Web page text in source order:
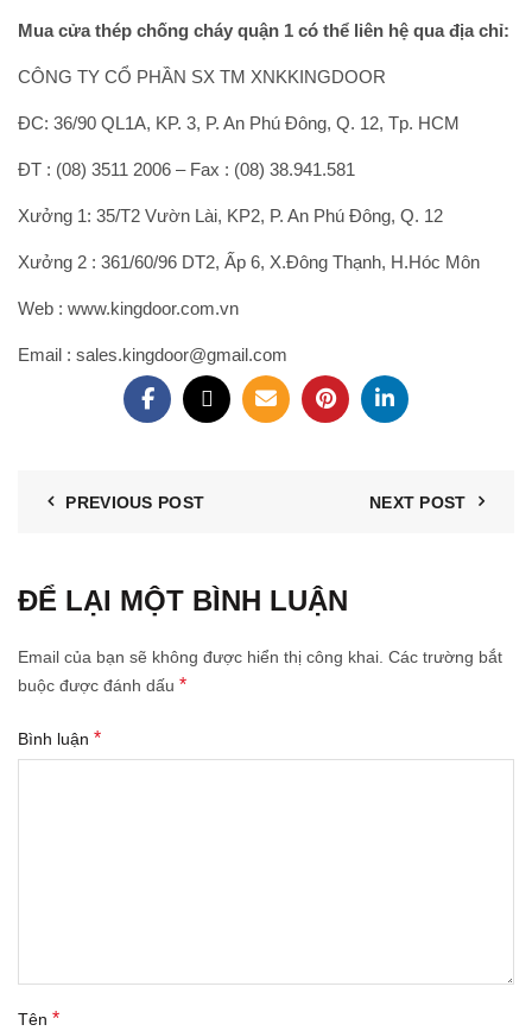
Mua cửa thép chống cháy quận 1 có thể liên hệ qua địa chỉ:
CÔNG TY CỔ PHẦN SX TM XNKKINGDOOR
ĐC: 36/90 QL1A, KP. 3, P. An Phú Đông, Q. 12, Tp. HCM
ĐT : (08) 3511 2006 – Fax : (08) 38.941.581
Xưởng 1: 35/T2 Vườn Lài, KP2, P. An Phú Đông, Q. 12
Xưởng 2 : 361/60/96 DT2, Ấp 6, X.Đông Thạnh, H.Hóc Môn
Web : www.kingdoor.com.vn
Email : sales.kingdoor@gmail.com
PREVIOUS POST NEXT POST
ĐỂ LẠI MỘT BÌNH LUẬN
Email của bạn sẽ không được hiển thị công khai. Các trường bắt
buộc được đánh dấu *
Bình luận *
Tên *